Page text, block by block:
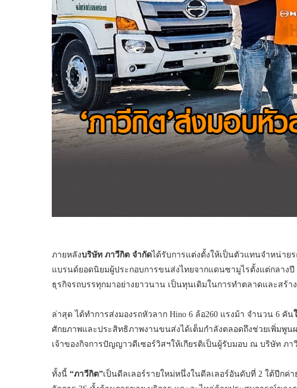
ภายหลังบริษัท ภาวีกิต จำกัดได้รับการแต่งตั้งให้เป็นตัวแทนจำหน่า
แบรนด์ยอดนิยมผู้ประกอบการขนส่งไทยจากแดนซามูไรตั้งแต่กลาง
ธุรกิจรถบรรทุกมาอย่างยาวนาน เป็นทุนเดิมในการทำตลาดและสร้า
ล่าสุด ได้ทำการส่งมองรถหัวลาก Hino 6 ล้อ260 แรงม้า จำนวน 6 คัน
ศักยภาพและประสิทธิภาพงานขนส่งได้เต็มกำลังตลอดถึงช่วยเพิ่มพูน
เจ้าของกิจการปัญญาวดีเซอร์วิสฯให้เกียรติเป็นผู้รับมอบ ณ บริษัท ภ
ทั้งนี้ “ภาวีกิต”เป็นดีลเลอร์รายใหม่หนึ่งในดีลเลอร์อันดับที่ 2 ใต้ปีก